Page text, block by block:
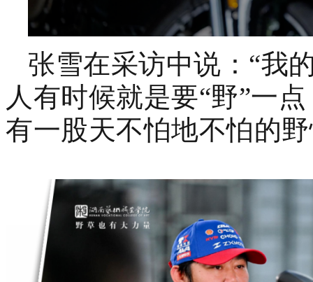
张雪在采访中说：“我
人有时候就是要“野”一
有一股天不怕地不怕的